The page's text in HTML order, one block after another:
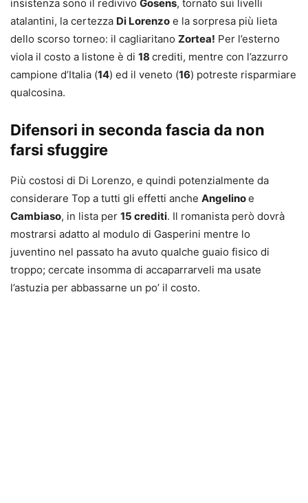
insistenza sono il redivivo Gosens, tornato sui livelli
atalantini, la certezza Di Lorenzo e la sorpresa più lieta
dello scorso torneo: il cagliaritano Zortea! Per l’esterno
viola il costo a listone è di 18 crediti, mentre con l’azzurro
campione d’Italia (14) ed il veneto (16) potreste risparmiare
qualcosina.
Difensori in seconda fascia da non
farsi sfuggire
Più costosi di Di Lorenzo, e quindi potenzialmente da
considerare Top a tutti gli effetti anche Angelinoe
Cambiaso, in lista per 15 crediti. Il romanista però dovrà
mostrarsi adatto al modulo di Gasperini mentre lo
juventino nel passato ha avuto qualche guaio fisico di
troppo; cercate insomma di accaparrarveli ma usate
l’astuzia per abbassarne un po’ il costo.